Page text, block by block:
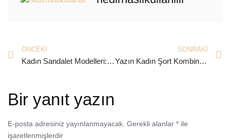
ÖNCEKI
Kadın Sandalet Modelleri: Sportif Seçenekler
SONRAKI
Yazın Kadın Şort Kombinleri Nasıl Yapılır?
Bir yanıt yazın
E-posta adresiniz yayınlanmayacak. Gerekli alanlar * ile
işaretlenmişlerdir